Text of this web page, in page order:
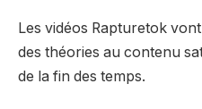
Les vidéos Rapturetok
des théories au contenu
de la fin des temps.